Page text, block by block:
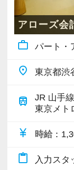
「挑戦」と「
敗を恐れずに
とができます。
【現役スタッ
前職は小規模
ことができま
後のキャリア
社しました。
現在は、渋谷
入。清潔感が
心がけて頂け
す。
けることがで
【福利厚生】
◆当事務所と
から商品を購
売上貢献とし
（在籍期間に
ん、企画力・
す。
あなたのスキ
ませんか？ル
仕事」で自分
緒にお仕事し
仕事も、人生
務体制とチー
安定した環境
場を探してお
アローズ会
work_outline パート・
place 東京都渋
train
JR 山手
東京メト
currency_yen 時給 ：
content_paste 入力スタ